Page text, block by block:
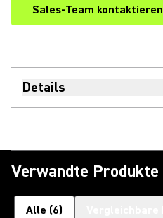
Sales-Team kontaktieren
Details
Verwandte Produkte
Alle (6)